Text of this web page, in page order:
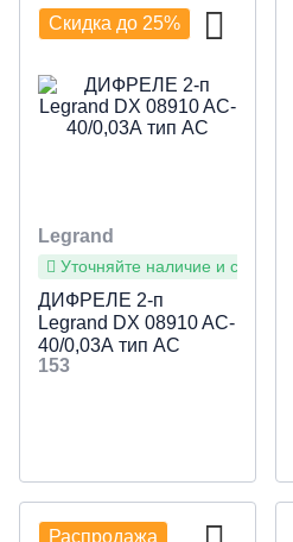
Скидка до 25%
Legrand
Уточняйте наличие и сроки
ДИФРЕЛЕ 2-п
Legrand DX 08910 AC-
40/0,03А тип AC
153
Распродажа